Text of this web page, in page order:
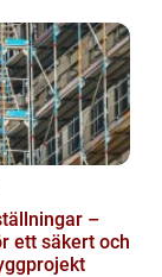
–
ett säkert och